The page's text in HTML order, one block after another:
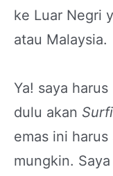
ke Luar Negri
atau Malaysia.
Ya! saya
dulu akan
emas ini
mungkin.